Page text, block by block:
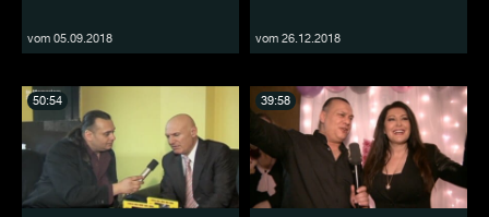
vom 05.09.2018 vom 26.12.2018
50:54 39:58